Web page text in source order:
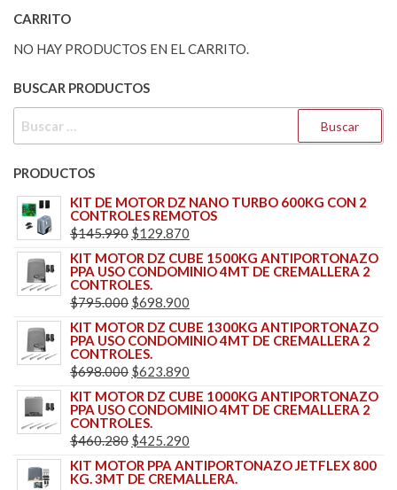
CARRITO
NO HAY PRODUCTOS EN EL CARRITO.
BUSCAR PRODUCTOS
PRODUCTOS
KIT DE MOTOR DZ NANO TURBO 600KG CON 2
CONTROLES REMOTOS
$145.990 EL
PRECIO
ORIGINAL
ERA:
$129.870
PRECIO
ACTUAL
KIT MOTOR DZ CUBE 1500KG ANTIPORTONAZO
PPA USO CONDOMINIO 4MT DE CREMALLERA 2
CONTROLES.
$795.000 EL
PRECIO
ORIGINAL
ERA:
$698.900
PRECIO
ACTUAL
KIT MOTOR DZ CUBE 1300KG ANTIPORTONAZO
PPA USO CONDOMINIO 4MT DE CREMALLERA 2
CONTROLES.
$698.000 EL
PRECIO
ORIGINAL
ERA:
$623.890
PRECIO
ACTUAL
KIT MOTOR DZ CUBE 1000KG ANTIPORTONAZO
PPA USO CONDOMINIO 4MT DE CREMALLERA 2
CONTROLES.
$460.280 EL
PRECIO
ORIGINAL
$425.290
PRECIO
ACTUAL
KIT MOTOR PPA ANTIPORTONAZO JETFLEX 800
KG. 3MT DE CREMALLERA.